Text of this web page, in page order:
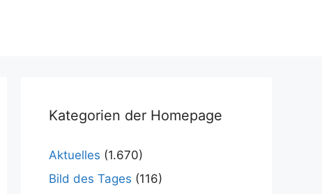
Kategorien der Homepage
Aktuelles (1.670)
Bild des Tages (116)